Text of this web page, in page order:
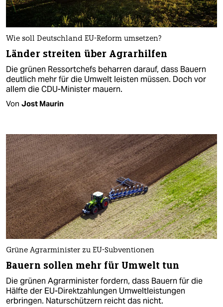
Wie soll Deutschland EU-Reform umsetzen?
Länder streiten über Agrarhilfen
Die grünen Ressortchefs beharren darauf, dass Bauern
deutlich mehr für die Umwelt leisten müssen. Doch vor
allem die CDU-Minister mauern.
Von Jost Maurin
Grüne Agrarminister zu EU-Subventionen
Bauern sollen mehr für Umwelt tun
Die grünen Agrarminister fordern, dass Bauern für die
Hälfte der EU-Direktzah­lungen Umweltleistungen
erbringen. Naturschützern reicht das nicht.